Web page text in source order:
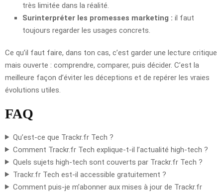
très limitée dans la réalité.
Surinterpréter les promesses marketing : il faut
toujours regarder les usages concrets.
Ce qu’il faut faire, dans ton cas, c’est garder une lecture critique
mais ouverte : comprendre, comparer, puis décider. C’est la
meilleure façon d’éviter les déceptions et de repérer les vraies
évolutions utiles.
FAQ
Qu’est-ce que Trackr.fr Tech ?
Comment Trackr.fr Tech explique-t-il l’actualité high-tech ?
Quels sujets high-tech sont couverts par Trackr.fr Tech ?
Trackr.fr Tech est-il accessible gratuitement ?
Comment puis-je m’abonner aux mises à jour de Trackr.fr